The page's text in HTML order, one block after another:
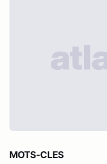
MOTS-CLES